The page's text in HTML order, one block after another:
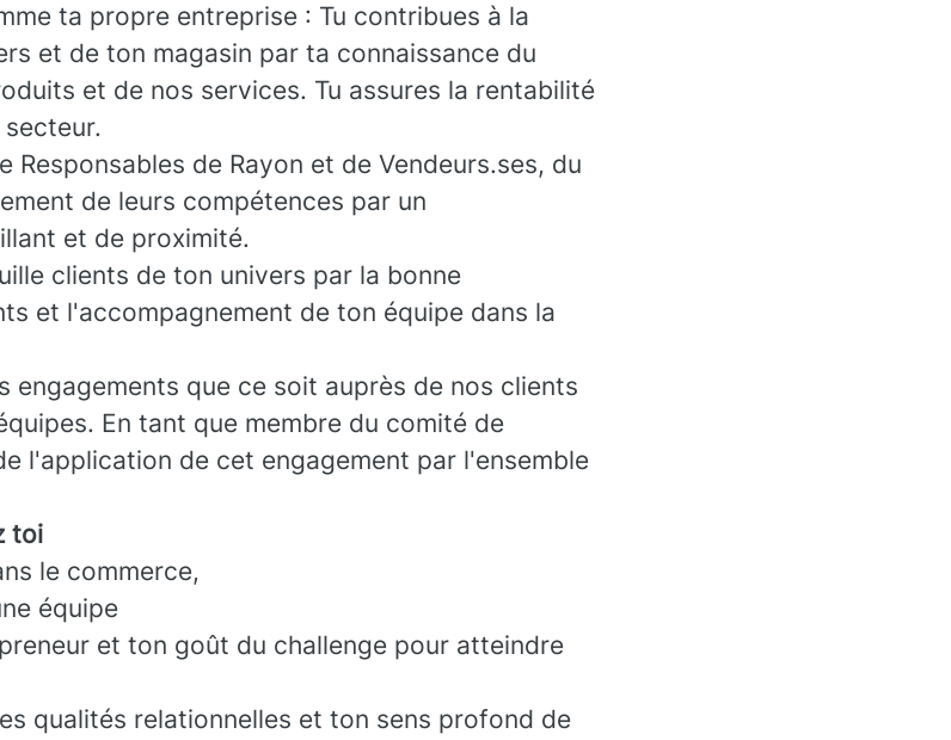
ta propre entreprise : Tu contribues à la
et de ton magasin par ta connaissance du
et de nos services. Tu assures la rentabilité
Responsables de Rayon et de Vendeurs.ses, du
de leurs compétences par un
et de proximité.
clients de ton univers par la bonne
et l'accompagnement de ton équipe dans la
engagements que ce soit auprès de nos clients
En tant que membre du comité de
l'application de cet engagement par l'ensemble
toi
le commerce,
équipe
et ton goût du challenge pour atteindre
qualités relationnelles et ton sens profond de